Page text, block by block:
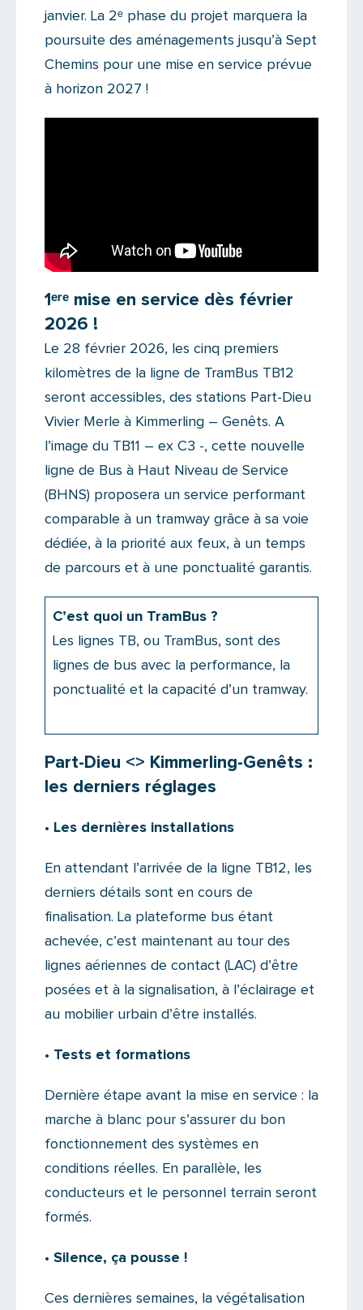
janvier. La 2ᵉ phase du projet marquera la
poursuite des aménagements jusqu’à Sept
Chemins pour une mise en service prévue
à horizon 2027 !
1ᵉʳᵉ mise en service dès février
2026 !
Le 28 février 2026, les cinq premiers
kilomètres de la ligne de TramBus TB12
seront accessibles, des stations Part-Dieu
Vivier Merle à Kimmerling – Genêts. A
l’image du TB11 – ex C3 -, cette nouvelle
ligne de Bus à Haut Niveau de Service
(BHNS) proposera un service performant
comparable à un tramway grâce à sa voie
dédiée, à la priorité aux feux, à un temps
de parcours et à une ponctualité garantis.
C’est quoi un TramBus ?
Les lignes TB, ou TramBus, sont des
lignes de bus avec la performance, la
ponctualité et la capacité d’un tramway.
Part-Dieu <> Kimmerling-Genêts :
les derniers réglages
• Les dernières installations
En attendant l’arrivée de la ligne TB12, les
derniers détails sont en cours de
finalisation. La plateforme bus étant
achevée, c’est maintenant au tour des
lignes aériennes de contact (LAC) d’être
posées et à la signalisation, à l’éclairage et
au mobilier urbain d’être installés.
• Tests et formations
Dernière étape avant la mise en service : la
marche à blanc pour s’assurer du bon
fonctionnement des systèmes en
conditions réelles. En parallèle, les
conducteurs et le personnel terrain seront
formés.
• Silence, ça pousse !
Ces dernières semaines, la végétalisation